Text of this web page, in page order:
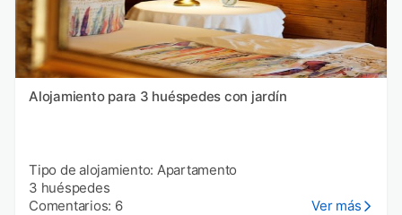
Alojamiento para 3 huéspedes con jardín
Tipo de alojamiento: Apartamento
3 huéspedes
Comentarios: 6
Ver más